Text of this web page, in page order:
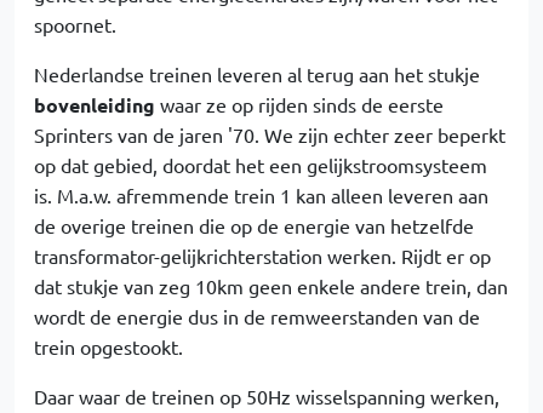
spoornet.
Nederlandse treinen leveren al terug aan het stukje
bovenleiding waar ze op rijden sinds de eerste
Sprinters van de jaren '70. We zijn echter zeer beperkt
op dat gebied, doordat het een gelijkstroomsysteem
is. M.a.w. afremmende trein 1 kan alleen leveren aan
de overige treinen die op de energie van hetzelfde
transformator-gelijkrichterstation werken. Rijdt er op
dat stukje van zeg 10km geen enkele andere trein, dan
wordt de energie dus in de remweerstanden van de
trein opgestookt.
Daar waar de treinen op 50Hz wisselspanning werken,